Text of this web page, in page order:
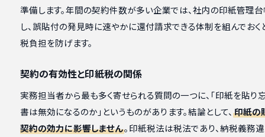
準備します。年間の契約件数が多い企業では、社内の印紙管理
し、誤貼付の発見時に速やかに還付請求できる体制を組んでおく
税負担を防げます。
契約の有効性と印紙税の関係
実務担当者から最も多く寄せられる質問の一つに、「印紙を貼り
書は無効になるのか」というものがあります。結論として、 印紙の
契約の効力に影響しません。印紙税法は税法であり、納税義務